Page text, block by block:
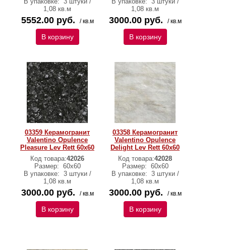
1,08 кв.м
5552.00 руб. / кв.м
В корзину
1,08 кв.м
3000.00 руб. / кв.м
В корзину
03359 Керамогранит
Valentino Opulence
Pleasure Lev Rett 60x60
Код товара:42026
Размер: 60х60
В упаковке: 3 штуки /
1,08 кв.м
3000.00 руб. / кв.м
В корзину
03358 Керамогранит
Valentino Opulence
Delight Lev Rett 60x60
Код товара:42028
Размер: 60х60
В упаковке: 3 штуки /
1,08 кв.м
3000.00 руб. / кв.м
В корзину